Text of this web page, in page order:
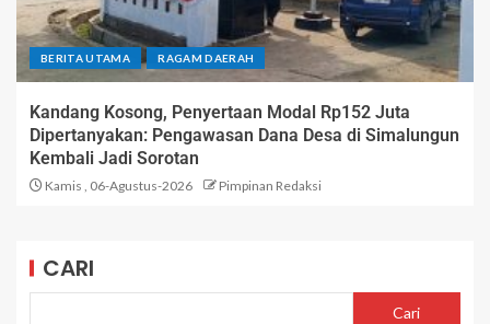
BERITA UTAMA RAGAM DAERAH
Kandang Kosong, Penyertaan Modal Rp152 Juta
Dipertanyakan: Pengawasan Dana Desa di Simalungun
Kembali Jadi Sorotan
Kamis , 06-Agustus-2026 Pimpinan Redaksi
CARI
Cari